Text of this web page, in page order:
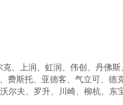
、上润、虹润、伟创、丹佛斯
、费斯托、亚德客、气立可、德
尔夫、罗升、川崎、柳杭、东